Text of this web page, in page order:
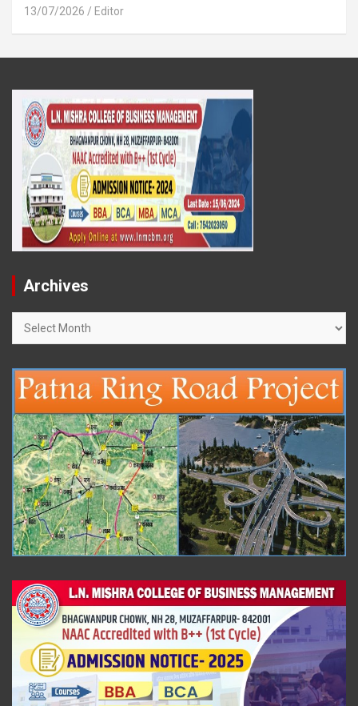
13/07/2026 Editor
Archives